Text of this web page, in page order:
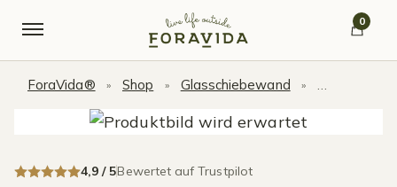
0
ForaVida® » Shop » Glasschiebewand » Lose Teile
4,9 / 5Bewertet auf Trustpilot